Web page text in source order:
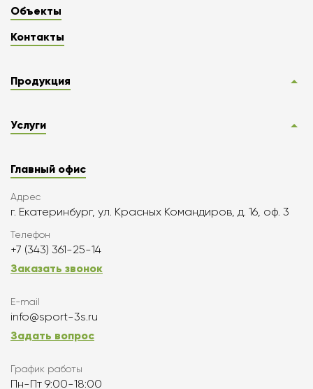
Объекты
Контакты
Продукция
Услуги
Главный офис
Адрес
г. Екатеринбург, ул. Красных Командиров, д. 16, оф. 3
Телефон
+7 (343) 361-25-14
Заказать звонок
E-mail
info@sport-3s.ru
Задать вопрос
График работы
Пн-Пт 9:00-18:00